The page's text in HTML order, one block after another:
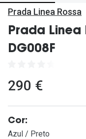
Prada Linea Rossa
Prada Linea
DG008F
290 €
Cor:
Azul / Preto